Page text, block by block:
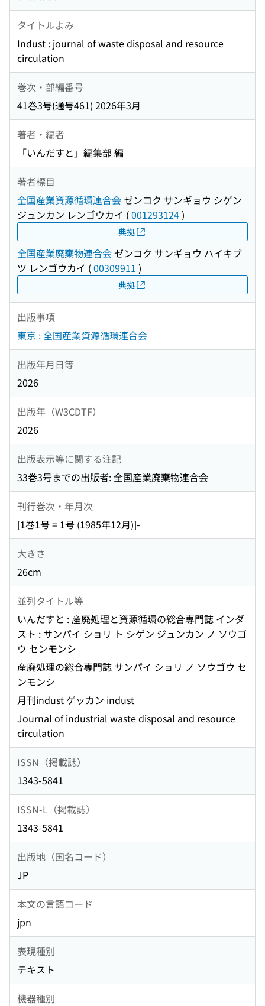
タイトルよみ
Indust : journal of waste disposal and resource
circulation
巻次・部編番号
41巻3号(通号461) 2026年3月
著者・編者
「いんだすと」編集部 編
著者標目
全国産業資源循環連合会ゼンコク サンギョウ シゲン
ジュンカン レンゴウカイ (001293124)
典拠
全国産業廃棄物連合会ゼンコク サンギョウ ハイキブ
ツ レンゴウカイ (00309911 )
典拠
出版事項
東京 : 全国産業資源循環連合会
出版年月日等
2026
出版年（W3CDTF）
2026
出版表示等に関する注記
33巻3号までの出版者: 全国産業廃棄物連合会
刊行巻次・年月次
[1巻1号 = 1号 (1985年12月)]-
大きさ
26cm
並列タイトル等
いんだすと : 産廃処理と資源循環の総合専門誌 インダ
スト : サンパイ ショリ ト シゲン ジュンカン ノ ソウゴ
ウ センモンシ
産廃処理の総合専門誌 サンパイ ショリ ノ ソウゴウ セ
ンモンシ
月刊indust ゲッカン indust
Journal of industrial waste disposal and resource
circulation
ISSN（掲載誌）
1343-5841
ISSN-L（掲載誌）
1343-5841
出版地（国名コード）
JP
本文の言語コード
jpn
表現種別
テキスト
機器種別